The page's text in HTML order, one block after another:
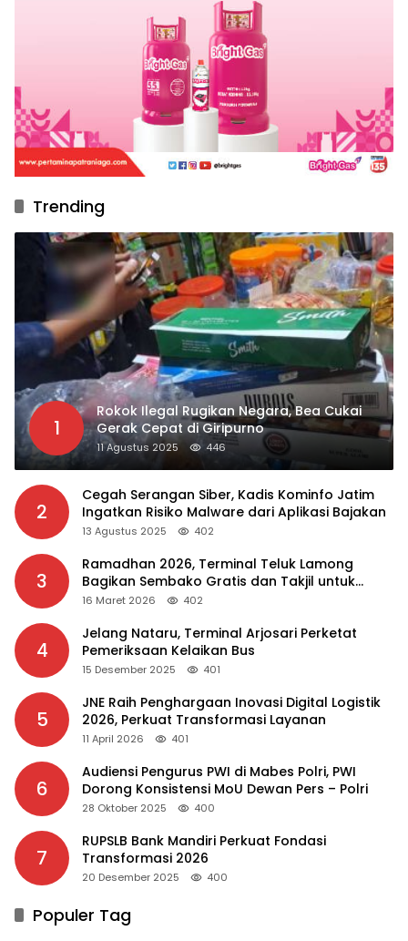
Trending
1
Rokok Ilegal Rugikan Negara, Bea Cukai
Gerak Cepat di Giripurno
11 Agustus 2025 446
2
Cegah Serangan Siber, Kadis Kominfo Jatim
Ingatkan Risiko Malware dari Aplikasi Bajakan
13 Agustus 2025 402
3
Ramadhan 2026, Terminal Teluk Lamong
Bagikan Sembako Gratis dan Takjil untuk
Masyarakat
16 Maret 2026 402
4
Jelang Nataru, Terminal Arjosari Perketat
Pemeriksaan Kelaikan Bus
15 Desember 2025 401
5
JNE Raih Penghargaan Inovasi Digital Logistik
2026, Perkuat Transformasi Layanan
11 April 2026 401
6
Audiensi Pengurus PWI di Mabes Polri, PWI
Dorong Konsistensi MoU Dewan Pers – Polri
28 Oktober 2025 400
7
RUPSLB Bank Mandiri Perkuat Fondasi
Transformasi 2026
20 Desember 2025 400
Populer Tag